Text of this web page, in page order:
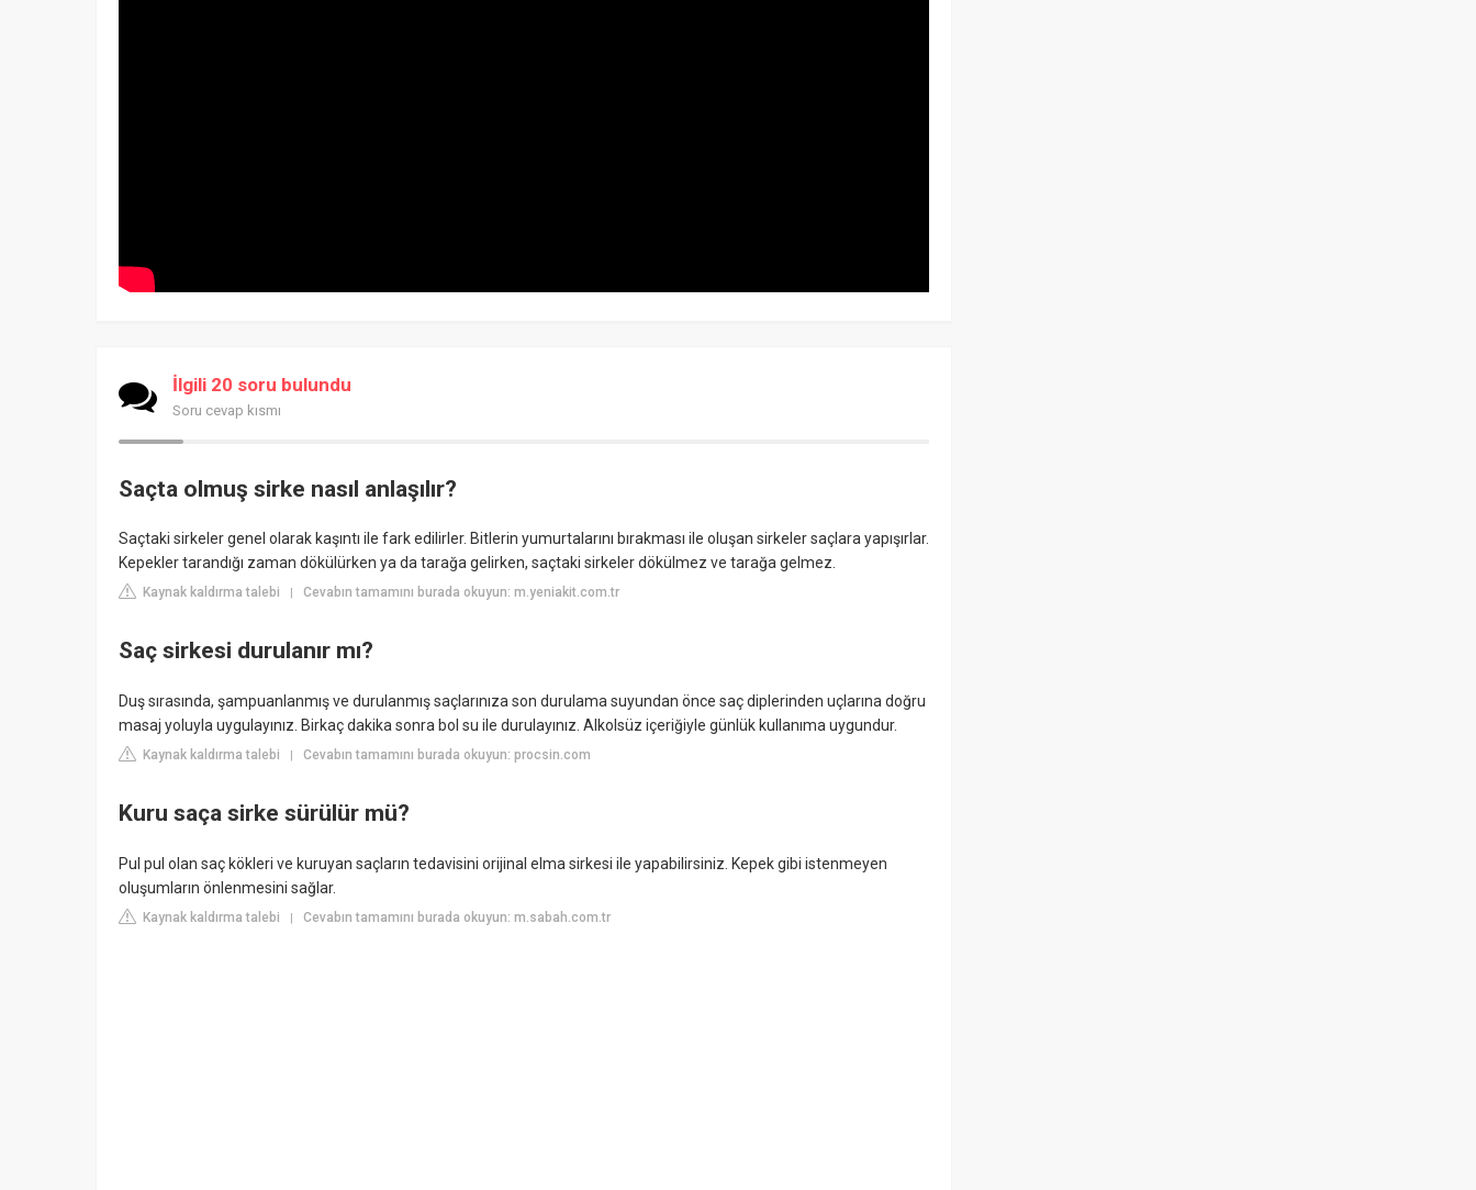
İlgili 20 soru bulundu
Soru cevap kısmı
Saçta olmuş sirke nasıl anlaşılır?
Saçtaki sirkeler genel olarak kaşıntı ile fark edilirler. Bitlerin yumurtalarını bırakması ile oluşan sirkeler saçlara yapışırlar.
Kepekler tarandığı zaman dökülürken ya da tarağa gelirken, saçtaki sirkeler dökülmez ve tarağa gelmez.
Kaynak kaldırma talebi | Cevabın tamamını burada okuyun: m.yeniakit.com.tr
Saç sirkesi durulanır mı?
Duş sırasında, şampuanlanmış ve durulanmış saçlarınıza son durulama suyundan önce saç diplerinden uçlarına doğru
masaj yoluyla uygulayınız. Birkaç dakika sonra bol su ile durulayınız. Alkolsüz içeriğiyle günlük kullanıma uygundur.
Kaynak kaldırma talebi | Cevabın tamamını burada okuyun: procsin.com
Kuru saça sirke sürülür mü?
Pul pul olan saç kökleri ve kuruyan saçların tedavisini orijinal elma sirkesi ile yapabilirsiniz. Kepek gibi istenmeyen
oluşumların önlenmesini sağlar.
Kaynak kaldırma talebi | Cevabın tamamını burada okuyun: m.sabah.com.tr